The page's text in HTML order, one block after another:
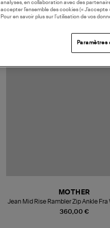
360,00 €
MOTHER
Jean Mid Rise Rambler Zip Ankle Fra
Sig
analyses, en collaboration avec des
accepter l’ensemble des cookies («
Pour en savoir plus sur l’utilisation de vos
Paramètres